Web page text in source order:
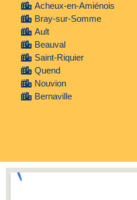
Acheux-en-Amiénois
Bray-sur-Somme
Ault
Beauval
Saint-Riquier
Quend
Nouvion
Bernaville